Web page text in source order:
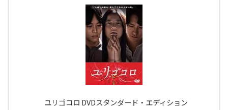
ユリゴコロ DVDスタンダード・エディション